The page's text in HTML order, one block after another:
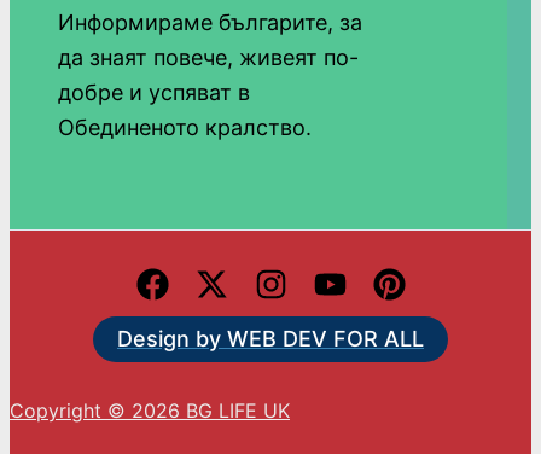
Информираме българите, за
да знаят повече, живеят по-
добре и успяват в
Обединеното кралство.
Design by WEB DEV FOR ALL
Copyright © 2026 BG LIFE UK